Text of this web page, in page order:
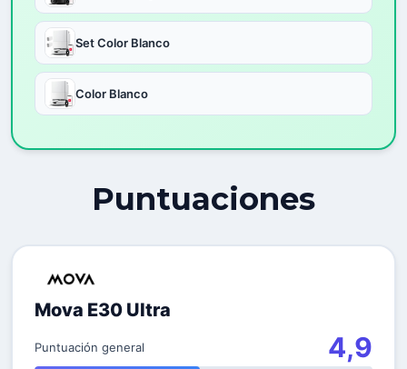
Set Color Blanco
Color Blanco
Puntuaciones
Mova E30 Ultra
Puntuación general 4,9